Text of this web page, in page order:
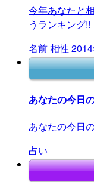
今年あなたと
うランキング!!
名前相性
あなたの今日
あなたの今日
占い